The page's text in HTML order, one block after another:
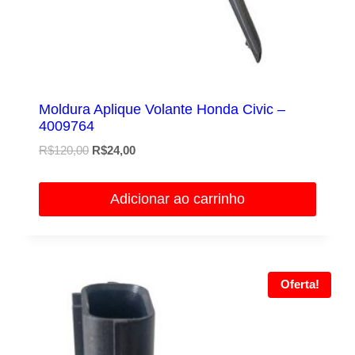
Moldura Aplique Volante Honda Civic –
4009764
R$120,00 O
era:
R$24,00O
é:
Adicionar ao carrinho
Oferta!